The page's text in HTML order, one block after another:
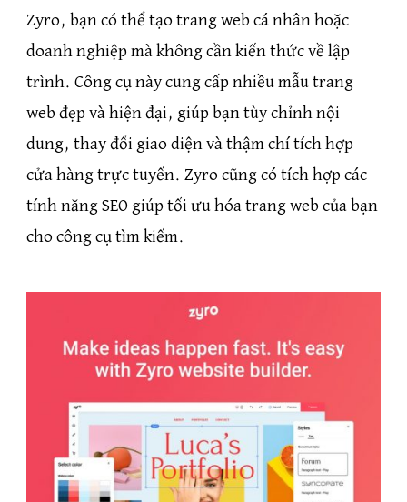
Zyro, bạn có thể tạo trang web cá nhân hoặc
doanh nghiệp mà không cần kiến thức về lập
trình. Công cụ này cung cấp nhiều mẫu trang
web đẹp và hiện đại, giúp bạn tùy chỉnh nội
dung, thay đổi giao diện và thậm chí tích hợp
cửa hàng trực tuyến. Zyro cũng có tích hợp các
tính năng SEO giúp tối ưu hóa trang web của bạn
cho công cụ tìm kiếm.